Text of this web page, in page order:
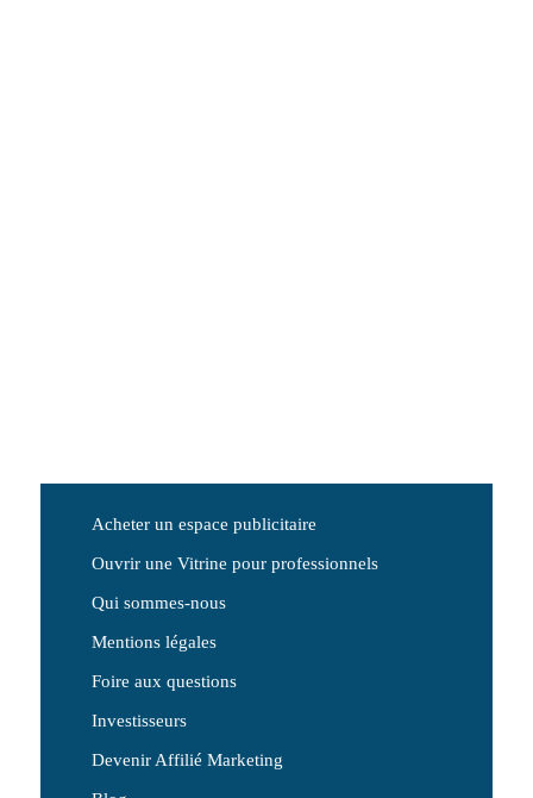
Acheter un espace publicitaire
Ouvrir une Vitrine pour professionnels
Qui sommes-nous
Mentions légales
Foire aux questions
Investisseurs
Devenir Affilié Marketing